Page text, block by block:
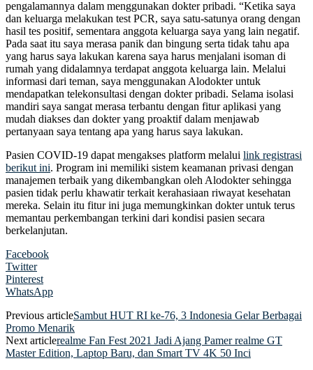
pengalamannya dalam menggunakan dokter pribadi. “Ketika saya
dan keluarga melakukan test PCR, saya satu-satunya orang dengan
hasil tes positif, sementara anggota keluarga saya yang lain negatif.
Pada saat itu saya merasa panik dan bingung serta tidak tahu apa
yang harus saya lakukan karena saya harus menjalani isoman di
rumah yang didalamnya terdapat anggota keluarga lain. Melalui
informasi dari teman, saya menggunakan Alodokter untuk
mendapatkan telekonsultasi dengan dokter pribadi. Selama isolasi
mandiri saya sangat merasa terbantu dengan fitur aplikasi yang
mudah diakses dan dokter yang proaktif dalam menjawab
pertanyaan saya tentang apa yang harus saya lakukan.
Pasien COVID-19 dapat mengakses platform melalui link registrasi
berikut ini. Program ini memiliki sistem keamanan privasi dengan
manajemen terbaik yang dikembangkan oleh Alodokter sehingga
pasien tidak perlu khawatir terkait kerahasiaan riwayat kesehatan
mereka. Selain itu fitur ini juga memungkinkan dokter untuk terus
memantau perkembangan terkini dari kondisi pasien secara
berkelanjutan.
Facebook
Twitter
Pinterest
WhatsApp
Previous articleSambut HUT RI ke-76, 3 Indonesia Gelar Berbagai
Promo Menarik
Next articlerealme Fan Fest 2021 Jadi Ajang Pamer realme GT
Master Edition, Laptop Baru, dan Smart TV 4K 50 Inci